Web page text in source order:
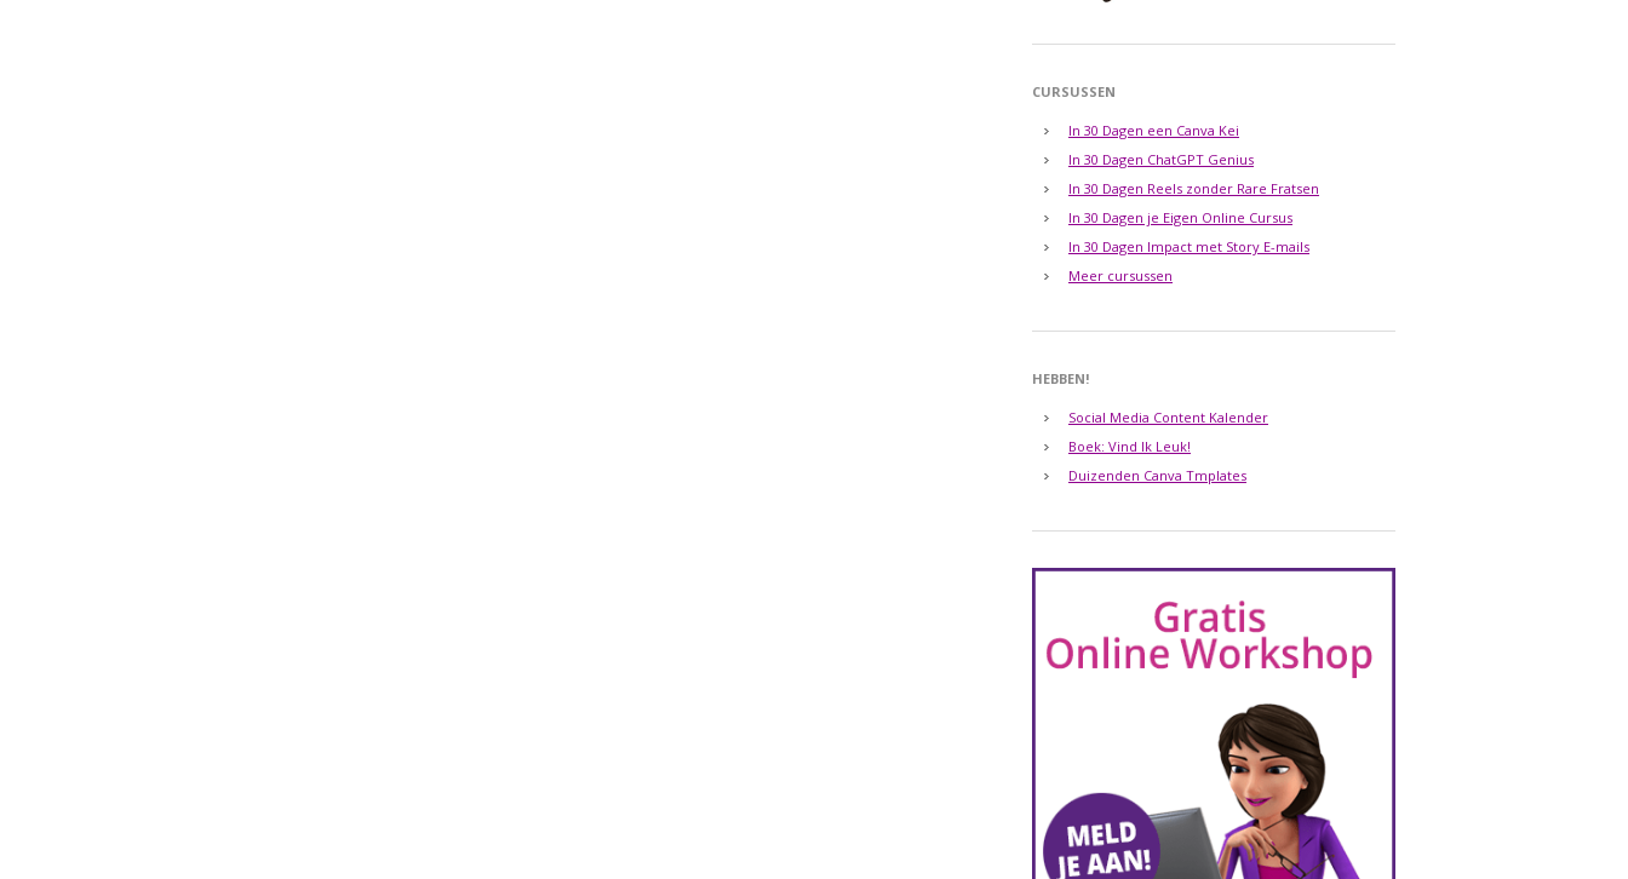
CURSUSSEN
In 30 Dagen een Canva Kei
In 30 Dagen ChatGPT Genius
In 30 Dagen Reels zonder Rare Fratsen
In 30 Dagen je Eigen Online Cursus
In 30 Dagen Impact met Story E-mails
Meer cursussen
HEBBEN!
Social Media Content Kalender
Boek: Vind Ik Leuk!
Duizenden Canva Tmplates